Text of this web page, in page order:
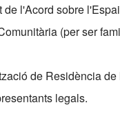
l'Acord sobre
(per ser
de Residència
legals.